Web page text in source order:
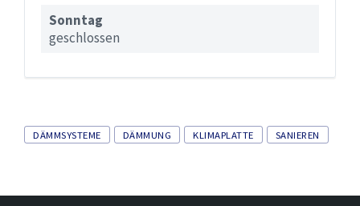
Sonntag
geschlossen
Tags
DÄMMSYSTEME DÄMMUNG KLIMAPLATTE SANIEREN